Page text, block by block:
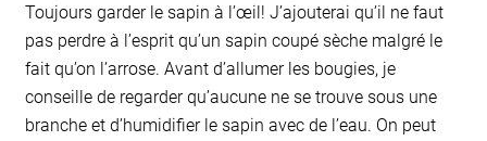
Toujours garder le sapin à l’œil! J’ajouterai qu’il ne faut
pas perdre à l’esprit qu’un sapin coupé sèche malgré le
fait qu’on l’arrose. Avant d’allumer les bougies, je
conseille de regarder qu’aucune ne se trouve sous une
branche et d’humidifier le sapin avec de l’eau. On peut